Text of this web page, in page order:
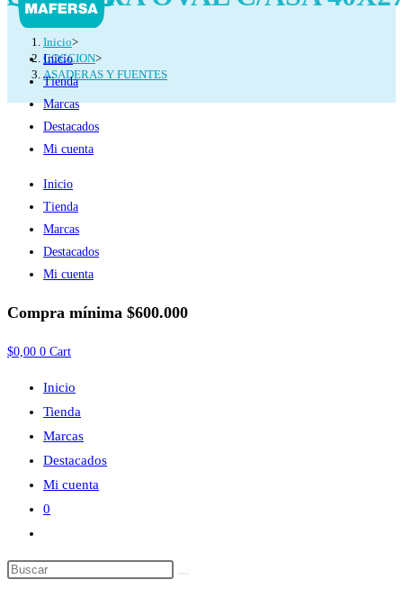
Inicio
Tienda
Marcas
Destacados
Mi cuenta
Inicio
Tienda
Marcas
Destacados
Mi cuenta
Compra mínima $600.000
$0,00 0 Cart
Inicio
Tienda
Marcas
Destacados
Mi cuenta
0
de
Buscar
Inicio>
COCCION>
ASADERAS Y FUENTES